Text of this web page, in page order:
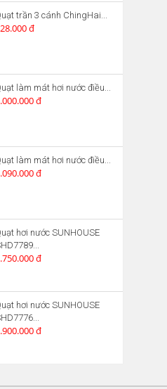
trần 3 cánh ChingHai...
đ
làm mát hơi nước điều...
đ
làm mát hơi nước điều...
đ
hơi nước SUNHOUSE
đ
hơi nước SUNHOUSE
đ